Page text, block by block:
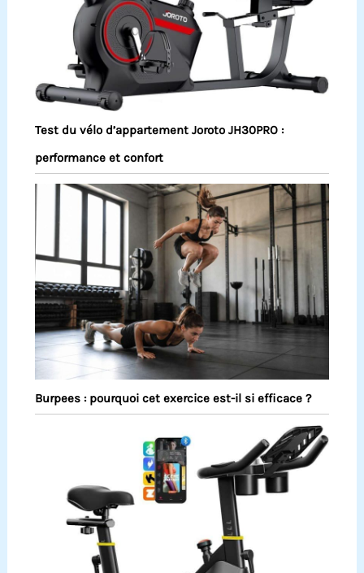
Test du vélo d’appartement Joroto JH30PRO :
performance et confort
Burpees : pourquoi cet exercice est-il si efficace ?